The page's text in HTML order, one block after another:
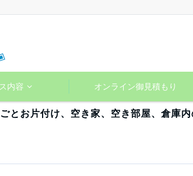
内容 オンライン御見積もり
とお片付け、空き家、空き部屋、倉庫